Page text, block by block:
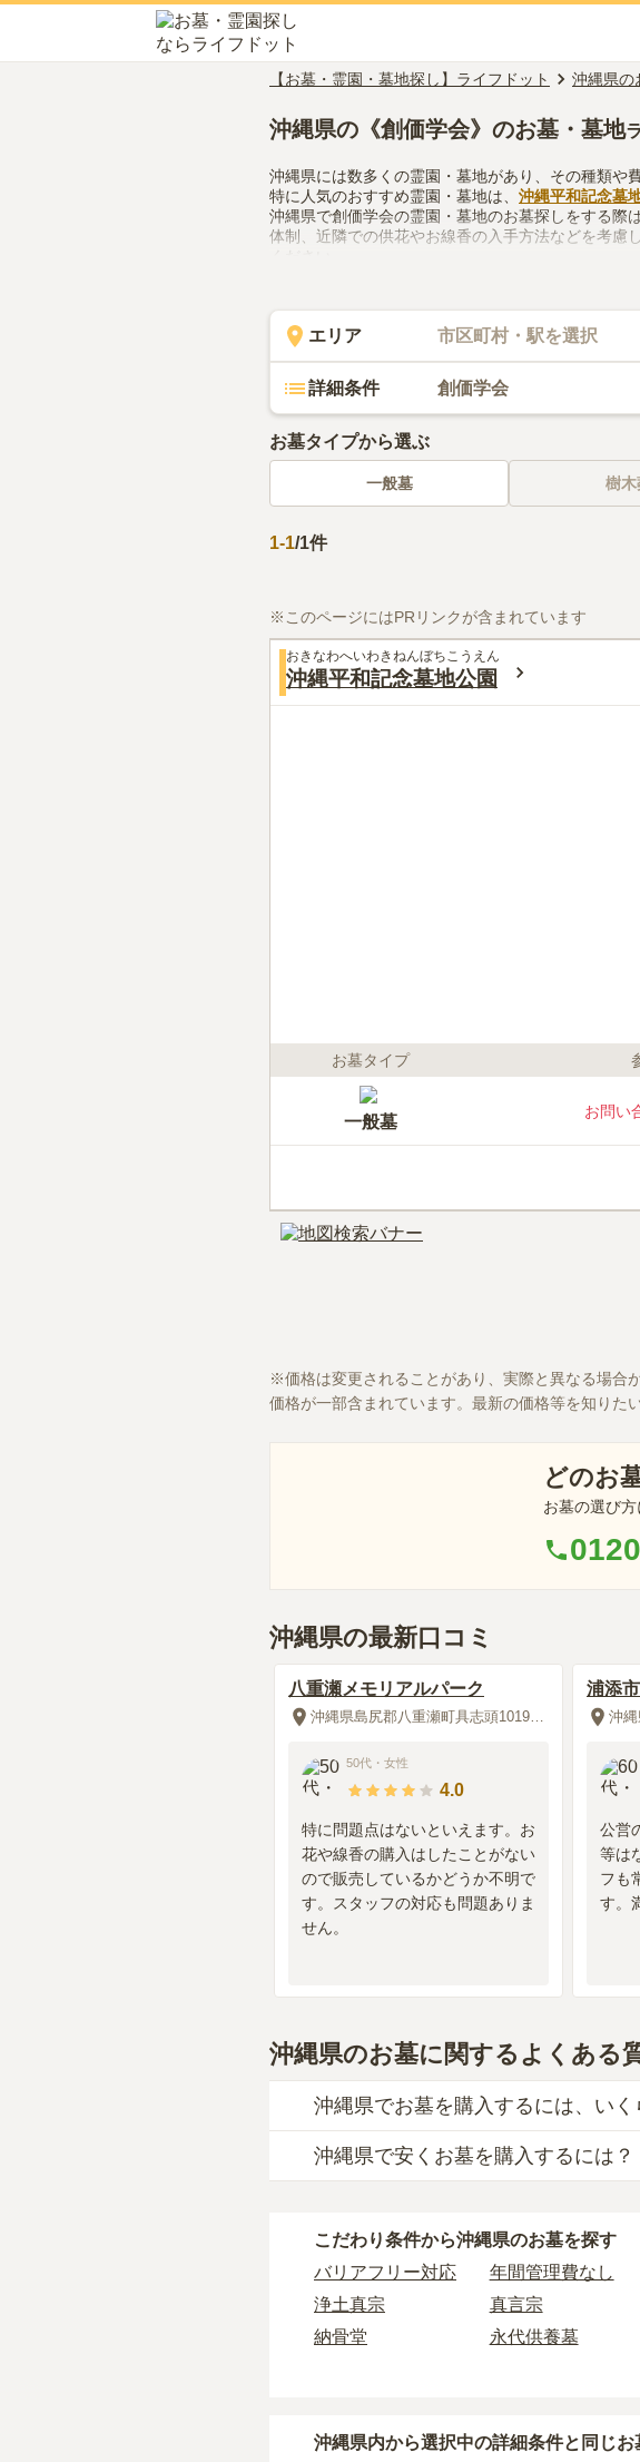
【お墓・霊園・墓地探し】ライフドット 沖縄県の
沖縄県の《創価学会》のお墓・墓地
沖縄県には数多くの霊園・墓地があり、その種類や
特に人気のおすすめ霊園・墓地は、 沖縄平和記念墓
沖縄県で創価学会の霊園・墓地のお墓探しをする際
体制、近隣での供花やお線香の入手方法などを考慮
ください。
エリア 市区町村・駅を選択
詳細条件 創価学会
お墓タイプから選ぶ
一般墓 樹木
1-1/1件
※このページにはPRリンクが含まれています
おきなわへいわきねんぼちこうえん
沖縄平和記念墓地公園
お墓タイプ
一般墓
お問い
価格は変更されることがあり、実際と異なる場合
価格が一部含まれています。最新の価格等を知りた
どのお
お墓の選び
沖縄県の最新口コミ
八重瀬メモリアルパーク
沖縄県島尻郡八重瀬町具志頭1019番地
50代 ・ 女性
4.0
特に問題点はないといえます。お
花や線香の購入はしたことがない
ので販売しているかどうか不明で
す。スタッフの対応も問題ありま
せん。
浦添
沖
公営
等は
フも
す。
沖縄県のお墓に関するよくある
沖縄県でお墓を購入するには、いく
沖縄県での購入費用の目安は、一般墓が
沖縄県 の一般墓の永代使用料の平均は
や墓石の大きさ・素材によって変わりま
樹木葬・納骨堂・永代供養墓は、基本
す。
沖縄県で安くお墓を購入するには？
一般的に最も費用を抑えられるのは、他
タイプです。個別のお墓に比べて省ス
す。
価格の目安は、1名あたり5万円〜30万
こだわり条件から沖縄県のお墓を探す
バリアフリー対応
年間管理費なし
浄土真宗
真言宗
納骨堂
永代供養墓
沖縄県内から選択中の詳細条件と同じお